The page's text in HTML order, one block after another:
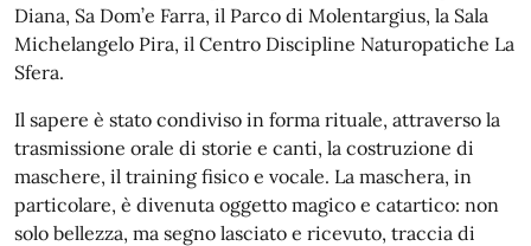
Diana, Sa Dom’e Farra, il Parco di Molentargius, la Sala
Michelangelo Pira, il Centro Discipline Naturopatiche La
Sfera.
Il sapere è stato condiviso in forma rituale, attraverso la
trasmissione orale di storie e canti, la costruzione di
maschere, il training fisico e vocale. La maschera, in
particolare, è divenuta oggetto magico e catartico: non
solo bellezza, ma segno lasciato e ricevuto, traccia di